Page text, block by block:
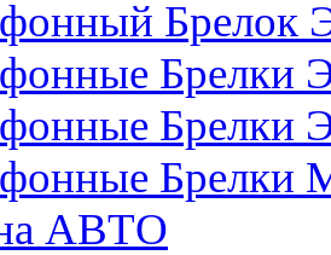
Брелок
Брелки
Брелки
Брелки
АВТО